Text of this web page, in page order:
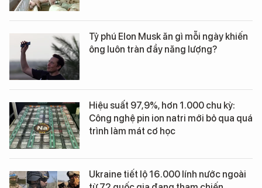
Tỷ phú Elon Musk ăn gì mỗi ngày khiến
ông luôn tràn đầy năng lượng?
Hiệu suất 97,9%, hơn 1.000 chu kỳ:
Công nghệ pin ion natri mới bỏ qua quá
trình làm mát cơ học
Ukraine tiết lộ 16.000 lính nước ngoài